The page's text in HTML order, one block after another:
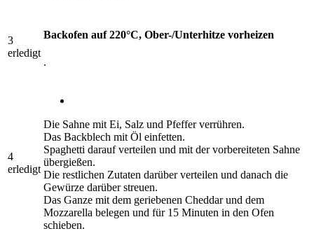
3
erledigt
Backofen auf 220°C, Ober-/Unterhitze vorheizen
.
4
erledigt
Die Sahne mit Ei, Salz und Pfeffer verrühren.
Das Backblech mit Öl einfetten.
Spaghetti darauf verteilen und mit der vorbereiteten Sahne
übergießen.
Die restlichen Zutaten darüber verteilen und danach die
Gewürze darüber streuen.
Das Ganze mit dem geriebenen Cheddar und dem
Mozzarella belegen und für 15 Minuten in den Ofen
schieben.